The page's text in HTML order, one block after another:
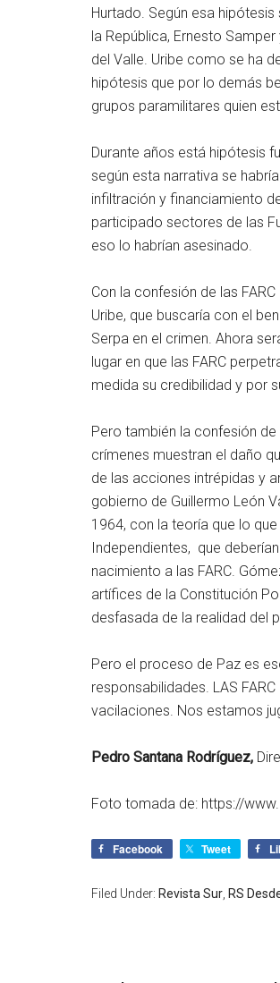
Hurtado. Según esa
la República, Ernesto
del Valle. Uribe como se ha
hipótesis que por lo demás
grupos paramilitares quien
Durante años está hipótesis
según esta narrativa se
infiltración y financiamiento
participado sectores de las
eso lo habrían asesinado.
Con la confesión de las
Uribe, que buscaría con el
Serpa en el crimen. Ahora
lugar en que las FARC
medida su credibilidad y por
Pero también la confesión
crímenes muestran el daño
de las acciones intrépidas y
gobierno de Guillermo León
1964, con la teoría que lo
Independientes, que
nacimiento a las FARC.
artífices de la Constitución
desfasada de la realidad del
Pero el proceso de Paz es
responsabilidades. LAS
vacilaciones. Nos estamos
Pedro Santana Rodríguez,
Foto tomada de: https://
Facebook Tweet
Filed Under: Revista Sur RS